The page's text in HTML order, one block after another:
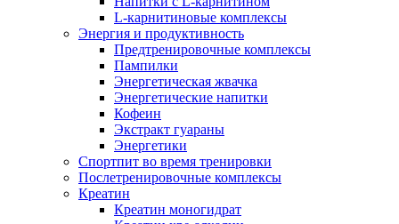
L-карнитиновые комплексы
Энергия и продуктивность
Предтренировочные комплексы
Пампилки
Энергетическая жвачка
Энергетические напитки
Кофеин
Экстракт гуараны
Энергетики
Спортпит во время тренировки
Послетренировочные комплексы
Креатин
Креатин моногидрат